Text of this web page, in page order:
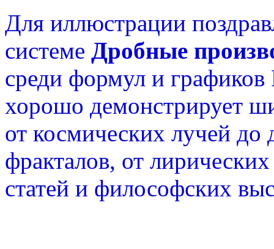
Для иллюстрации
системе Дробные
среди формул и
хорошо демонстрирует
от космических лучей
фракталов, от
статей и философских